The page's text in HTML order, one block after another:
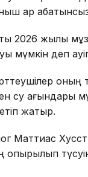
қар
2026 жылы
мүмкін деп
оның
су ағындары
жатыр.
Маттиас
опырылып